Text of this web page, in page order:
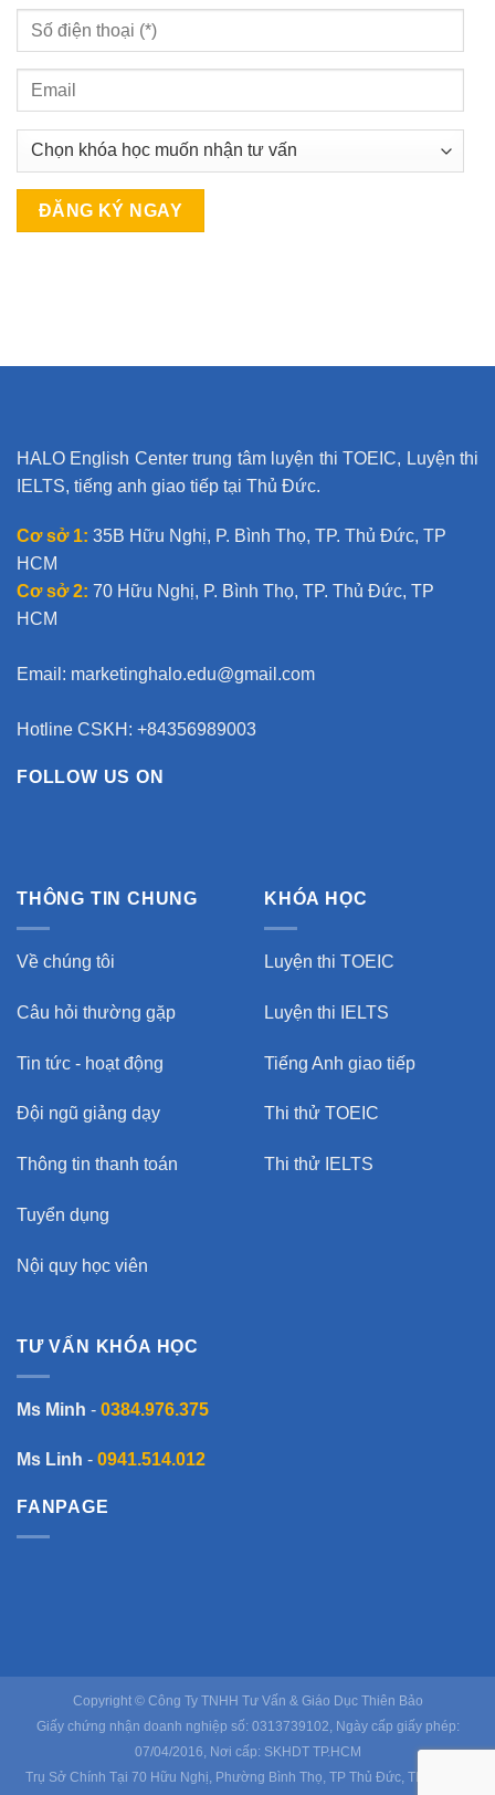
HALO English Center trung tâm luyện thi TOEIC, Luyện thi
IELTS, tiếng anh giao tiếp tại Thủ Đức.
Cơ sở 1: 35B Hữu Nghị, P. Bình Thọ, TP. Thủ Đức, TP
HCM
Cơ sở 2: 70 Hữu Nghị, P. Bình Thọ, TP. Thủ Đức, TP
HCM
Email: marketinghalo.edu@gmail.com
Hotline CSKH: +84356989003
FOLLOW US ON
THÔNG TIN CHUNG
Về chúng tôi
Câu hỏi thường gặp
Tin tức - hoạt động
Đội ngũ giảng dạy
Thông tin thanh toán
Tuyển dụng
Nội quy học viên
KHÓA HỌC
Luyện thi TOEIC
Luyện thi IELTS
Tiếng Anh giao tiếp
Thi thử TOEIC
Thi thử IELTS
TƯ VẤN KHÓA HỌC
Ms Minh - 0384.976.375
Ms Linh - 0941.514.012
FANPAGE
Copyright © Công Ty TNHH Tư Vấn & Giáo Dục Thiên Bảo
Giấy chứng nhận doanh nghiệp số: 0313739102, Ngày cấp giấy phép:
07/04/2016, Nơi cấp: SKHDT TP.HCM
Trụ Sở Chính Tại 70 Hữu Nghị, Phường Bình Thọ, TP Thủ Đức, TP Hồ Chí